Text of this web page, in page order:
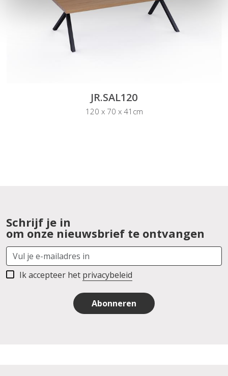
JR.SAL120
120 x 70 x 41cm
Schrijf je in
om onze nieuwsbrief te ontvangen
Ik accepteer het privacybeleid
Abonneren